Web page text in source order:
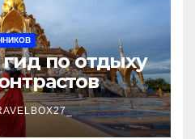
гид по отдыху